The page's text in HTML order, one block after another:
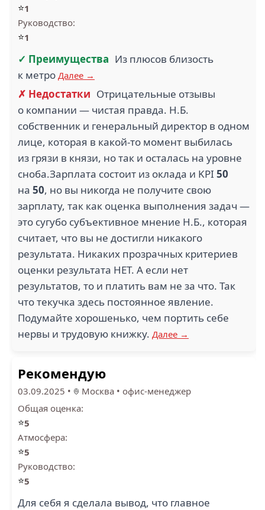
⭐1
Руководство:
⭐1
✓ Преимущества Из плюсов близость
к метро Далее →
✗ Недостатки Отрицательные отзывы
о компании — чистая правда. Н.Б.
собственник и генеральный директор в одном
лице, которая в какой-то момент выбилась
из грязи в князи, но так и осталась на уровне
сноба.Зарплата состоит из оклада и KPI 50
на 50, но вы никогда не получите свою
зарплату, так как оценка выполнения задач —
это сугубо субъективное мнение Н.Б., которая
считает, что вы не достигли никакого
результата. Никаких прозрачных критериев
оценки результата НЕТ. А если нет
результатов, то и платить вам не за что. Так
что текучка здесь постоянное явление.
Подумайте хорошенько, чем портить себе
нервы и трудовую книжку. Далее →
Рекомендую
03.09.2025 • Москва • офис-менеджер
Общая оценка:
⭐5
Атмосфера:
⭐5
Руководство:
⭐5
Для себя я сделала вывод, что главное